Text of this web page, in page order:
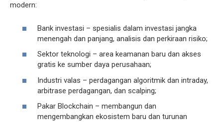
modern:
Bank investasi – spesialis dalam investasi jangka
menengah dan panjang, analisis dan perkiraan risiko;
Sektor teknologi – area keamanan baru dan akses
gratis ke sumber daya perusahaan;
Industri valas – perdagangan algoritmik dan intraday,
arbitrase perdagangan, dan scalping;
Pakar Blockchain – membangun dan
mengembangkan ekosistem baru dan turunan